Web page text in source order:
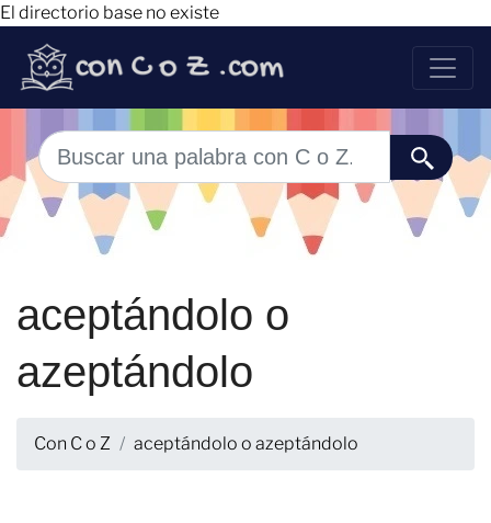
El directorio base no existe
aceptándolo o
azeptándolo
Con C o Z aceptándolo o azeptándolo